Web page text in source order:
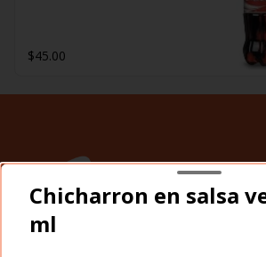
$45.00
Chicharron en salsa
ml